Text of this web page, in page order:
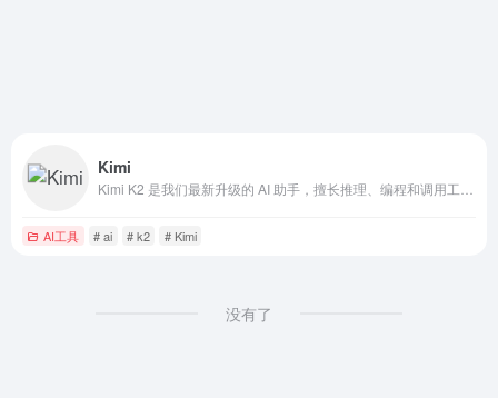
Kimi
AI工具 # ai # k2 # Kimi
没有了